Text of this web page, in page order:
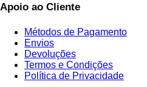
Apoio ao Cliente
Métodos de Pagamento
Envios
Devoluções
Termos e Condições
Política de Privacidade